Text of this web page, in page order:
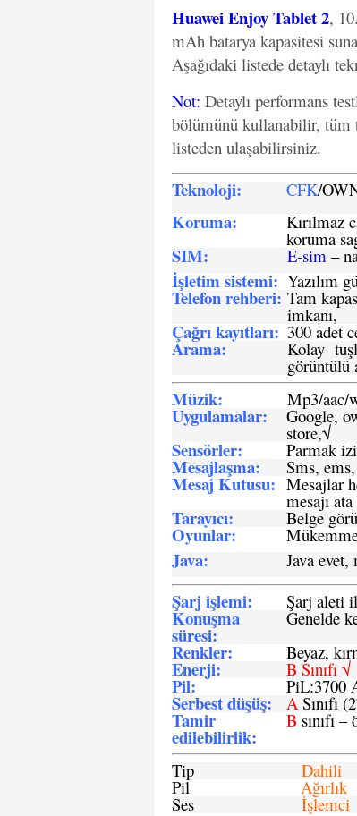
Huawei Enjoy Tablet 2,
mAh batarya kapasitesi
Aşağıdaki listede detaylı
Not: Detaylı performans
bölümünü kullanabilir, tüm
listeden ulaşabilirsiniz.
Teknoloji: CFK/
Koruma: Kırılmaz
koruma
SIM: E-sim –
İşletim sistemi: Yazılım
Telefon rehberi: Tam
imkanı,
Çağrı kayıtları: 300 adet
Arama: Kolay
görüntülü
Müzik: Mp3/aac/
Uygulamalar: Google,
store,√
Sensörler: Parmak
Mesajlaşma: Sms,
Mesaj Kutusu: Mesajlar
mesajı
Tarayıcı: Belge
Oyunlar:
Java: Java
Şarj işlemi: Şarj aleti
Konuşma
süresi:
Genelde
Renkler: Beyaz,
Enerji: B Sınıfı √
Pil: PiL:3700
Serbest düşüş: ASınıfı
Tamir
edilebilirlik:
B sınıfı
Tip Dahili
Pil Ağırlık
Ses İşlemci